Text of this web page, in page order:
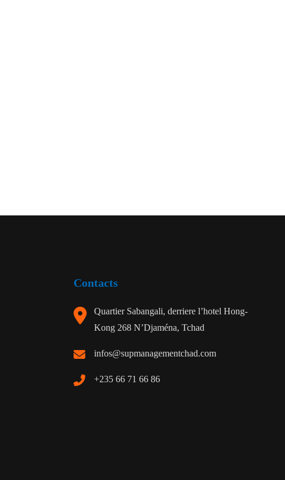
Contacts
Quartier Sabangali, derriere l’hotel Hong-
Kong 268 N’Djaména, Tchad
infos@supmanagementchad.com
+235 66 71 66 86